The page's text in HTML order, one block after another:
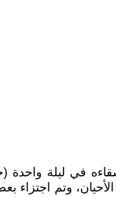
في ليلة
وتم اجتزاء